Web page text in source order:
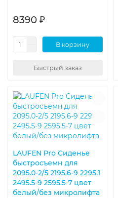
8390 ₽
В корзину
Быстрый заказ
LAUFEN Pro Сиденье
быстросъемн для
2095.0-2/5 2195.6-9 2295.1
2495.5-9 2595.5-7 цвет
белый/без микролифта